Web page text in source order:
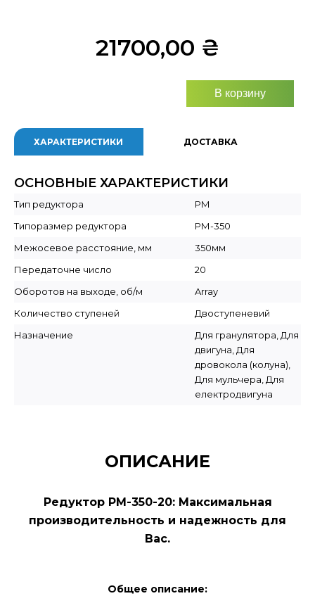
21700,00 ₴
В корзину
ХАРАКТЕРИСТИКИ ДОСТАВКА
ОСНОВНЫЕ ХАРАКТЕРИСТИКИ
Тип редуктора
РМ
Типоразмер редуктора
РМ-350
Межосевое расстояние, мм
350мм
Передаточне число
20
Оборотов на выходе, об/м
Array
Количество ступеней
Двоступеневий
Назначение
Для гранулятора, Для
двигуна, Для
дровокола (колуна),
Для мульчера, Для
електродвигуна
ОПИСАНИЕ
Редуктор РМ-350-20: Максимальная
производительность и надежность для
Вас.
Общее описание: